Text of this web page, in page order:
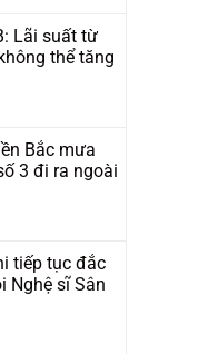
Lãi suất từ
thể tăng
Bắc mưa
3 đi ra ngoài
tiếp tục đắc
Nghệ sĩ Sân